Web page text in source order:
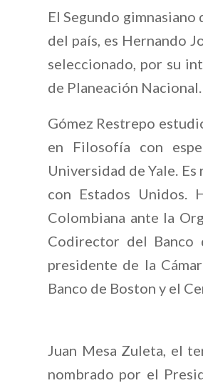
El Segundo
del país, es Hernando
seleccionado, por su
de Planeación Nacional.
Gómez Restrepo
en Filosofía con
Universidad de Yale.
con Estados Unidos.
Colombiana ante la
Codirector del Banco
presidente de la
Banco de Boston y el
Juan Mesa Zuleta, el
nombrado por el